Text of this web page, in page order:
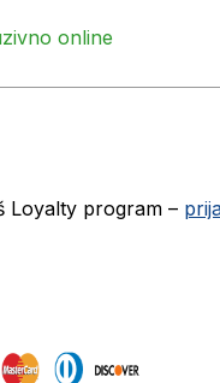
online
Loyalty program –